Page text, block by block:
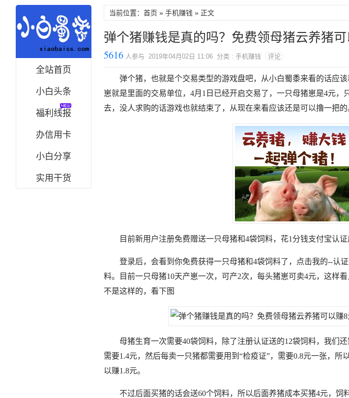
全站首页
小白头条
福利线报
办信用卡
小白分享
实用干货
当前位置：首页 » 手机赚钱 » 正文
弹个猪赚钱是真的吗？免费领母猪云养猪可
5616 人参与 2019年04月02日 11:06 分类 : 手机赚钱 评论
弹个猪，也就是个交易类型的游戏盘吧，从小白蜀黍来看的话应
崽就是里面的交易单位，4月1日已经开启交易了，一只母猪崽是4元，
去，没人求购的话游戏也就结束了，从现在来看应该还是可以撸一把的
目前新用户注册免费赠送一只母猪和4袋饲料，花1分钱支付宝认证
登录后，会看到你免费获得一只母猪和4袋饲料了，点击我的--认
料。目前一只母猪10天产崽一次，可产2次，每头猪崽可卖4元，这样
不是这样的，看下图
母猪生育一次需要40袋饲料，除了注册认证送的12袋饲料，我们
需要1.4元，然后每卖一只猪都需要用到“检疫证”，需要0.8元一张，所
以赚1.8元。
不过后面买猪的话会送60个饲料，所以后面养猪成本买猪4元，饲